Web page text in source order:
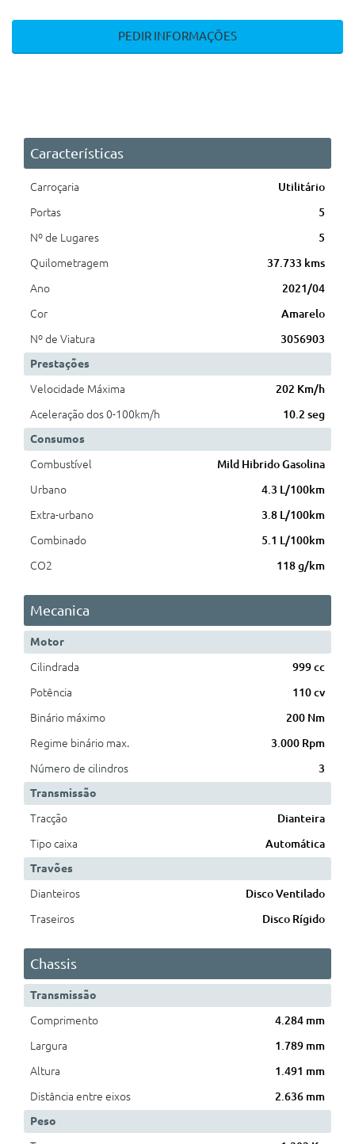
PEDIR INFORMAÇÕES
Características
Carroçaria
Utilitário
Portas
5
Nº de Lugares
5
Quilometragem
37.733 kms
Ano
2021/04
Cor
Amarelo
Nº de Viatura
3056903
Prestações
Velocidade Máxima
202 Km/h
Aceleração dos 0-100km/h
10.2 seg
Consumos
Combustível
Mild Hibrido Gasolina
Urbano
4.3 L/100km
Extra-urbano
3.8 L/100km
Combinado
5.1 L/100km
CO2
118 g/km
Mecanica
Motor
Cilindrada
999 cc
Potência
110 cv
Binário máximo
200 Nm
Regime binário max.
3.000 Rpm
Número de cilindros
3
Transmissão
Tracção
Dianteira
Tipo caixa
Automática
Travões
Dianteiros
Disco Ventilado
Traseiros
Disco Rígido
Chassis
Transmissão
Comprimento
4.284 mm
Largura
1.789 mm
Altura
1.491 mm
Distância entre eixos
2.636 mm
Peso